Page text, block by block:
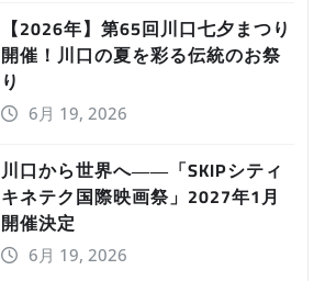
【2026年】第65回川口七夕まつり
開催！川口の夏を彩る伝統のお祭
り
6月 19, 2026
川口から世界へ――「SKIPシティ
キネテク国際映画祭」2027年1月
開催決定
6月 19, 2026